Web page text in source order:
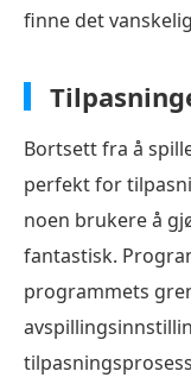
finne det
Bortsett fra å
perfekt for
noen brukere å
fantastisk.
programmets